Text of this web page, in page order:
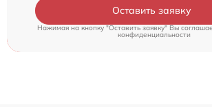
Оставить заявку
Нажимая на кнопку "Оставить заявку" Вы
конфиденциальности